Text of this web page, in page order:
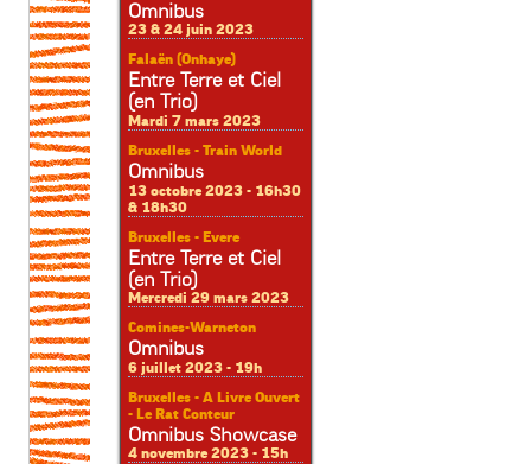
Omnibus
23 & 24 juin 2023
Falaën (Onhaye)
Entre Terre et Ciel
(en Trio)
Mardi 7 mars 2023
Bruxelles - Train World
Omnibus
13 octobre 2023 - 16h30
& 18h30
Bruxelles - Evere
Entre Terre et Ciel
(en Trio)
Mercredi 29 mars 2023
Comines-Warneton
Omnibus
6 juillet 2023 - 19h
Bruxelles - A Livre Ouvert
- Le Rat Conteur
Omnibus Showcase
4 novembre 2023 - 15h